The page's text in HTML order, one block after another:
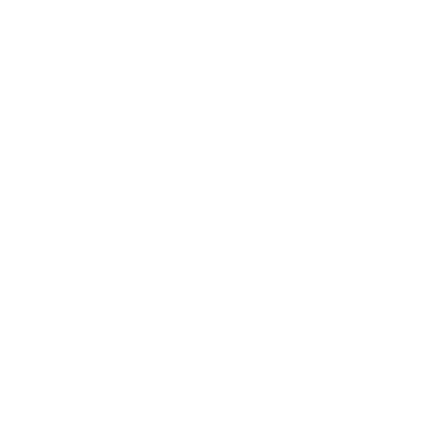
zdarma. Pohybově omezeným hostům nabízí ubytování bezbariérový vstup. Úklid pokojů je zdarma. Služba praní prádla je za poplatek.
a lehátka (zdarma). U bazénu se nachází bar s nabídkou osvěžujících nápojů.
oblast, solárium a masáže případně za poplatek. Zábava pro dospělé: animační program.
služby jsou závislé na ročním období a na místních klimatických podmínkách. Jazyky: angličtina, němčina, francouzština, italština,
internetem (případně za poplatek), sejfem (zdarma) a satelit.TV a také centrálně řízenou klimatizací. Koupelna s vanou.
internetem (případně za poplatek), sejfem (zdarma) a satelit.TV a také centrálně řízenou klimatizací. Koupelna s vanou.
internetem (případně za poplatek), sejfem (zdarma) a satelit.TV a také centrálně řízenou klimatizací. Koupelna s vanou.